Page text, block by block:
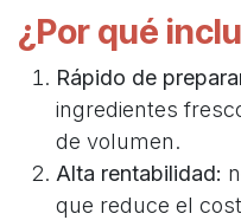
¿Por qué
Rápido de
ingredientes
de volumen.
Alta rentabilidad:
que reduce el